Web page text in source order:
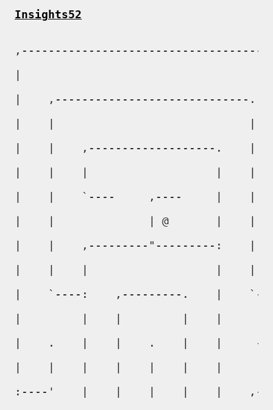
Insights52
|
|
|    |
|    |    ,-------------------.
|    |    |                   |
|    |    `----     ,----     |
|    |              | @       |
|    |    ,---------"---------:
|    |    |                   |
|    `----:    ,---------.    |
|         |    |         |    |
|    .    |    |    .    |    |
|    |    |    |    |    |    |
:----'    |    |    |    |    |